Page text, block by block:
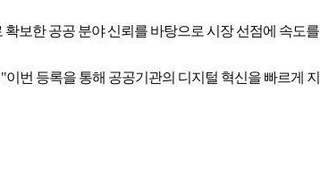
보한 공공 분야 신뢰를 바탕으로 시장 선점에 속도
번 등록을 통해 공공기관의 디지털 혁신을 빠르게